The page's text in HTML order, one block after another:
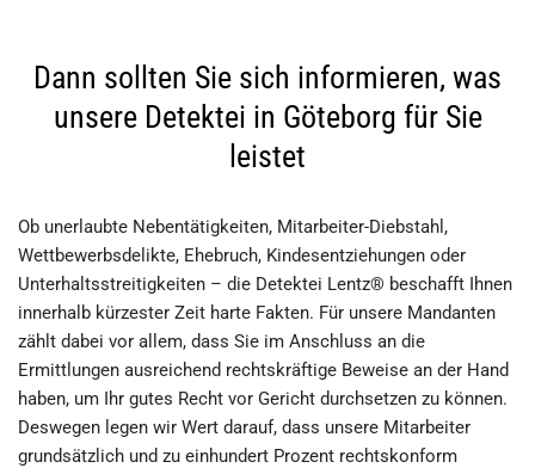
Dann sollten Sie sich informieren, was
unsere Detektei in Göteborg für Sie
leistet
Ob unerlaubte Nebentätigkeiten, Mitarbeiter-Diebstahl,
Wettbewerbsdelikte, Ehebruch, Kindesentziehungen oder
Unterhaltsstreitigkeiten – die Detektei Lentz® beschafft Ihnen
innerhalb kürzester Zeit harte Fakten. Für unsere Mandanten
zählt dabei vor allem, dass Sie im Anschluss an die
Ermittlungen ausreichend rechtskräftige Beweise an der Hand
haben, um Ihr gutes Recht vor Gericht durchsetzen zu können.
Deswegen legen wir Wert darauf, dass unsere Mitarbeiter
grundsätzlich und zu einhundert Prozent rechtskonform